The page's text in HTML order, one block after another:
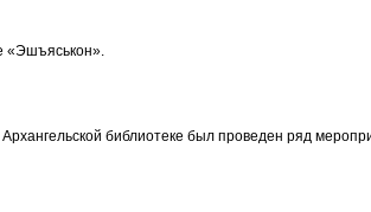
«Эшъяськон».
библиотеке был проведен ряд